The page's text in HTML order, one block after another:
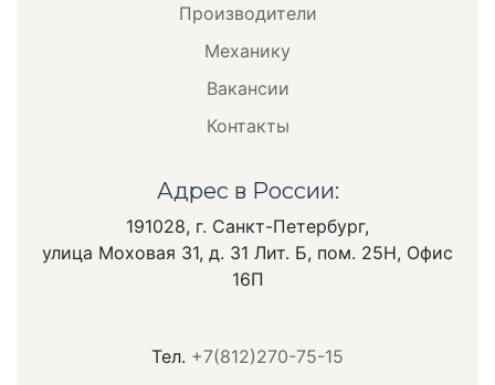
Производители
Механику
Вакансии
Контакты
Адрес в России:
191028, г. Санкт-Петербург,
улица Моховая 31, д. 31 Лит. Б, пом. 25Н, Офис
16П
Тел. +7(812)270-75-15